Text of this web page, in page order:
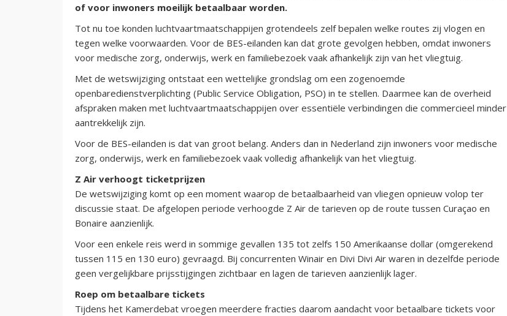
of voor inwoners moeilijk betaalbaar worden.
Tot nu toe konden luchtvaartmaatschappijen grotendeels zelf bepalen welke routes zij vlogen en
tegen welke voorwaarden. Voor de BES-eilanden kan dat grote gevolgen hebben, omdat inwoners
voor medische zorg, onderwijs, werk en familiebezoek vaak afhankelijk zijn van het vliegtuig.
Met de wetswijziging ontstaat een wettelijke grondslag om een zogenoemde
openbaredienstverplichting (Public Service Obligation, PSO) in te stellen. Daarmee kan de overheid
afspraken maken met luchtvaartmaatschappijen over essentiële verbindingen die commercieel minder
aantrekkelijk zijn.
Voor de BES-eilanden is dat van groot belang. Anders dan in Nederland zijn inwoners voor medische
zorg, onderwijs, werk en familiebezoek vaak volledig afhankelijk van het vliegtuig.
Z Air verhoogt ticketprijzen
De wetswijziging komt op een moment waarop de betaalbaarheid van vliegen opnieuw volop ter
discussie staat. De afgelopen periode verhoogde Z Air de tarieven op de route tussen Curaçao en
Bonaire aanzienlijk.
Voor een enkele reis werd in sommige gevallen 135 tot zelfs 150 Amerikaanse dollar (omgerekend
tussen 115 en 130 euro) gevraagd. Bij concurrenten Winair en Divi Divi Air waren in dezelfde periode
geen vergelijkbare prijsstijgingen zichtbaar en lagen de tarieven aanzienlijk lager.
Roep om betaalbare tickets
Tijdens het Kamerdebat vroegen meerdere fracties daarom aandacht voor betaalbare tickets voor